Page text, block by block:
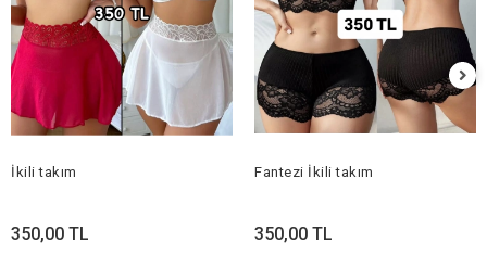
İkili takım
350,00 TL
Fantezi İkili takım
350,00 TL